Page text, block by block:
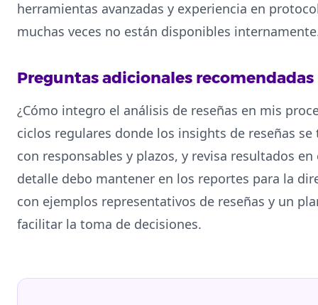
herramientas avanzadas y experiencia en
muchas veces no están disponibles
Preguntas adicionales recomendadas
¿Cómo integro el análisis de reseñas en mis
ciclos regulares donde los insights de reseñas
con responsables y plazos, y revisa resultados
detalle debo mantener en los reportes para la
con ejemplos representativos de reseñas y un
facilitar la toma de decisiones.